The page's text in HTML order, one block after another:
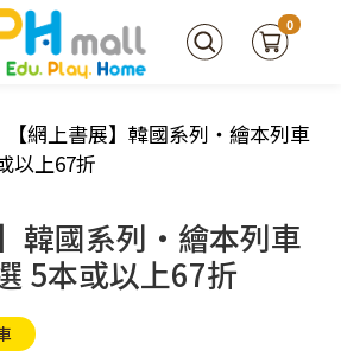
0
【網上書展】韓國系列‧繪本列車
以上67折
韓國系列‧繪本列車
5本或以上67折